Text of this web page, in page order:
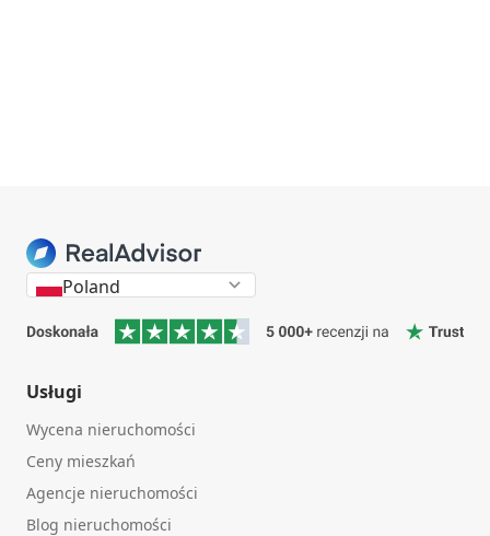
Poland
Usługi
Wycena nieruchomości
Ceny mieszkań
Agencje nieruchomości
Blog nieruchomości